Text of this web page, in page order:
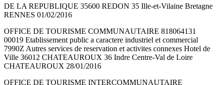
DE LA REPUBLIQUE 35600 REDON 35 Ille-et-Vilaine Bretagne
RENNES 01/02/2016
OFFICE DE TOURISME COMMUNAUTAIRE 818064131
00019 Etablissement public a caractere industriel et commercial
7990Z Autres services de reservation et activites connexes Hotel de
Ville 36012 CHATEAUROUX 36 Indre Centre-Val de Loire
CHATEAUROUX 28/01/2016
OFFICE DE TOURISME INTERCOMMUNAUTAIRE